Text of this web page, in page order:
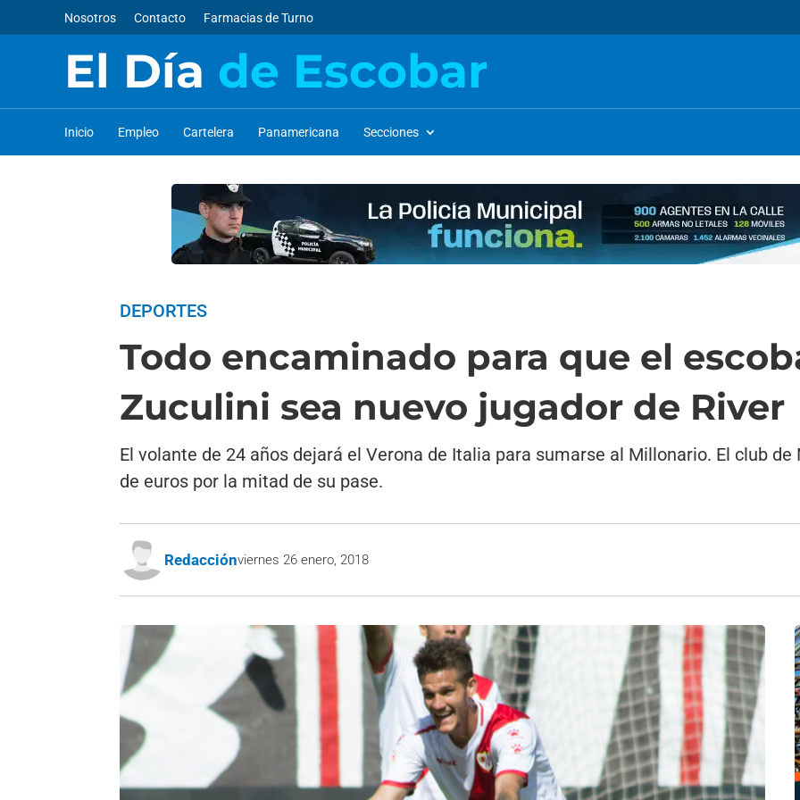
Nosotros Contacto Farmacias de Turno
El Día de Escobar
Inicio Empleo Cartelera Panamericana Secciones
DEPORTES
Todo encaminado para que el
Zuculini sea nuevo jugador de River
El volante de 24 años dejará el Verona de Italia para sumarse al Millonario. El club
de euros por la mitad de su pase.
Redacciónviernes 26 enero, 2018